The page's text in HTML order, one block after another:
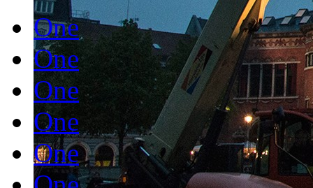
One
One
One
One
One